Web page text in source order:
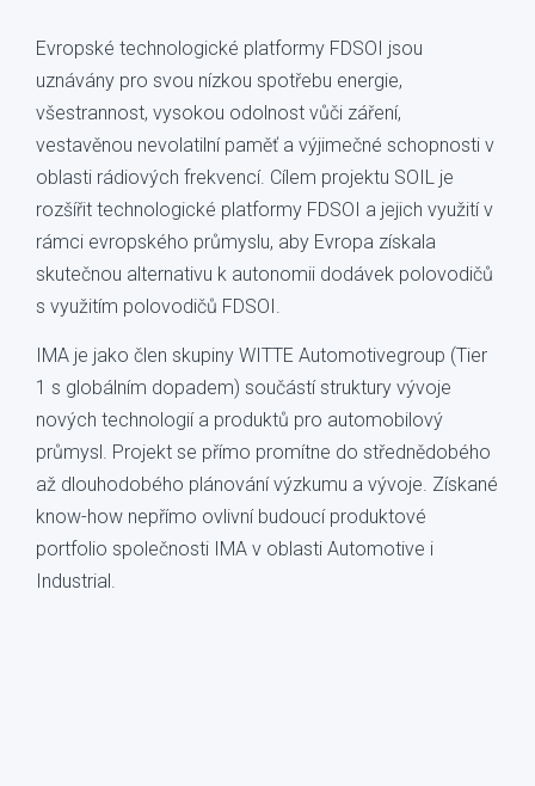
Evropské technologické platformy FDSOI jsou
uznávány pro svou nízkou spotřebu energie,
všestrannost, vysokou odolnost vůči záření,
vestavěnou nevolatilní paměť a výjimečné schopnosti v
oblasti rádiových frekvencí. Cílem projektu SOIL je
rozšířit technologické platformy FDSOI a jejich využití v
rámci evropského průmyslu, aby Evropa získala
skutečnou alternativu k autonomii dodávek polovodičů
s využitím polovodičů FDSOI.
IMA je jako člen skupiny WITTE Automotivegroup (Tier
1 s globálním dopadem) součástí struktury vývoje
nových technologií a produktů pro automobilový
průmysl. Projekt se přímo promítne do střednědobého
až dlouhodobého plánování výzkumu a vývoje. Získané
know-how nepřímo ovlivní budoucí produktové
portfolio společnosti IMA v oblasti Automotive i
Industrial.